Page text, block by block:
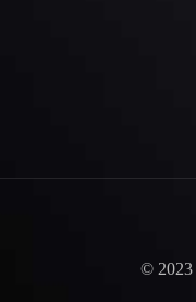
© 2023